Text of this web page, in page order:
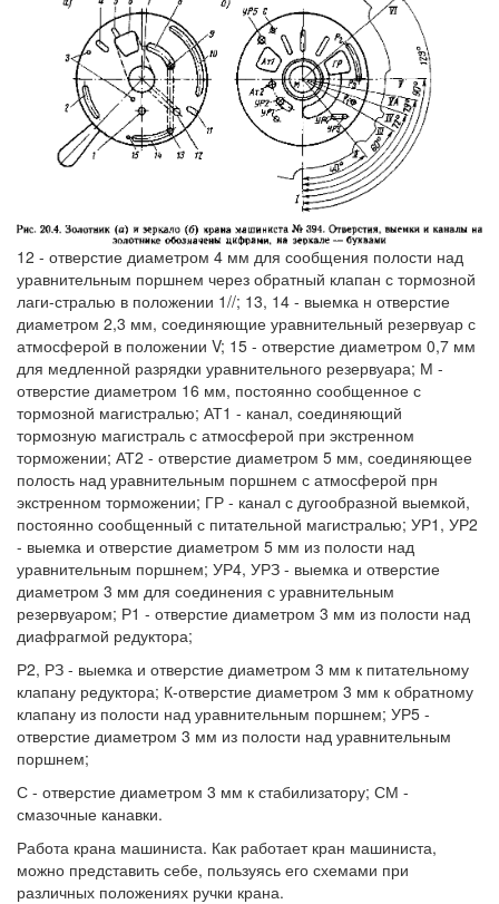
12 - отверстие диаметром 4 мм для сообщения полости над
уравнительным поршнем через обратный клапан с тормозной
лаги-стралью в положении 1//; 13, 14 - выемка н отверстие
диаметром 2,3 мм, соединяющие уравнительный резервуар с
атмосферой в положении V; 15 - отверстие диаметром 0,7 мм
для медленной разрядки уравнительного резервуара; М -
отверстие диаметром 16 мм, постоянно сообщенное с
тормозной магистралью; АТ1 - канал, соединяющий
тормозную магистраль с атмосферой при экстренном
торможении; АТ2 - отверстие диаметром 5 мм, соединяющее
полость над уравнительным поршнем с атмосферой прн
экстренном торможении; ГР - канал с дугообразной выемкой,
постоянно сообщенный с питательной магистралью; УР1, УР2
- выемка и отверстие диаметром 5 мм из полости над
уравнительным поршнем; УР4, УРЗ - выемка и отверстие
диаметром 3 мм для соединения с уравнительным
резервуаром; Р1 - отверстие диаметром 3 мм из полости над
диафрагмой редуктора;
Р2, РЗ - выемка и отверстие диаметром 3 мм к питательному
клапану редуктора; К-отверстие диаметром 3 мм к обратному
клапану из полости над уравнительным поршнем; УР5 -
отверстие диаметром 3 мм из полости над уравнительным
поршнем;
С - отверстие диаметром 3 мм к стабилизатору; СМ -
смазочные канавки.
Работа крана машиниста. Как работает кран машиниста,
можно представить себе, пользуясь его схемами при
различных положениях ручки крана.